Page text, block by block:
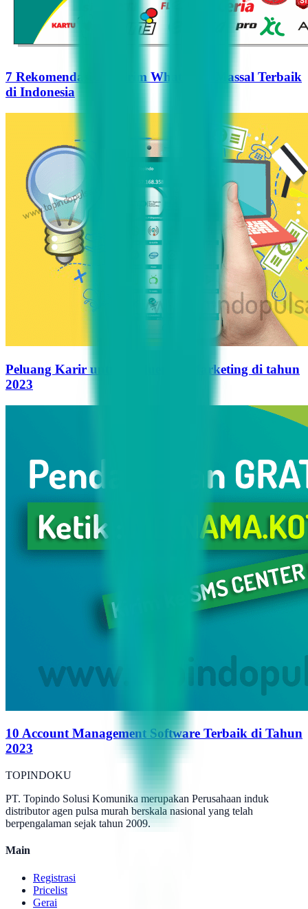
7 Rekomendasi Pengirim WhatsApp Massal Terbaik
di Indonesia
Peluang Karir untuk Influencer Marketing di tahun
2023
10 Account Management Software Terbaik di Tahun
2023
TOPINDOKU
PT. Topindo Solusi Komunika merupakan Perusahaan induk
distributor agen pulsa murah berskala nasional yang telah
berpengalaman sejak tahun 2009.
Main
Registrasi
Pricelist
Gerai